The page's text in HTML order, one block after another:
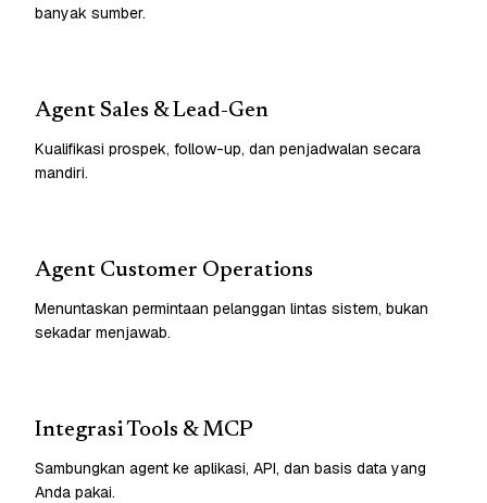
banyak sumber.
Agent Sales & Lead-Gen
Kualifikasi prospek, follow-up, dan penjadwalan secara
mandiri.
Agent Customer Operations
Menuntaskan permintaan pelanggan lintas sistem, bukan
sekadar menjawab.
Integrasi Tools & MCP
Sambungkan agent ke aplikasi, API, dan basis data yang
Anda pakai.